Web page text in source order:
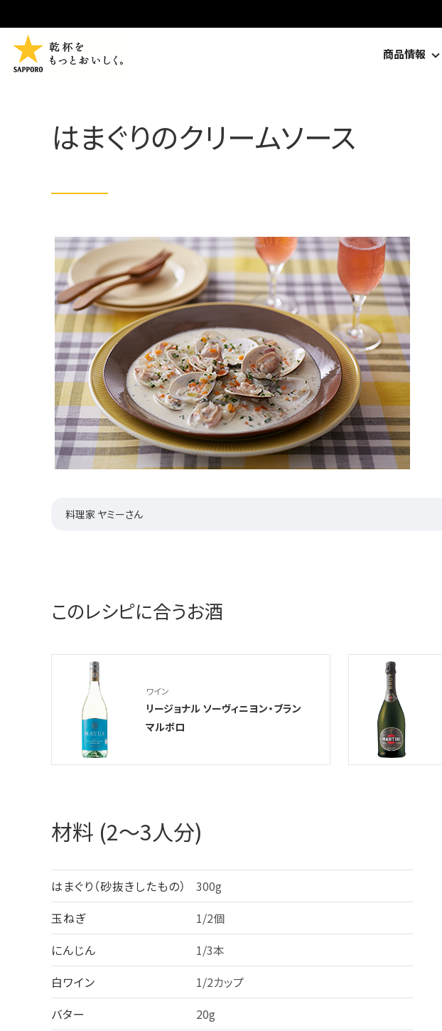
商品情報
はまぐりのクリームソース
料理家 ヤミーさん
このレシピに合うお酒
ワイン
リージョナル ソーヴィニヨン・ブラン
マルボロ
材料 (2～3人分)
はまぐり（砂抜きしたもの）
300g
玉ねぎ
1/2個
にんじん
1/3本
白ワイン
1/2カップ
バター
20g